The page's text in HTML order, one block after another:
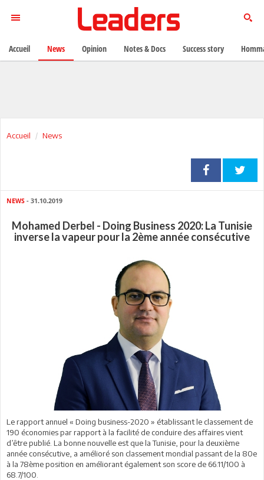
Accueil News
NEWS - 31.10.2019
Mohamed Derbel - Doing Business 2020: La Tunisie
inverse la vapeur pour la 2ème année consécutive
Le rapport annuel « Doing business-2020 » établissant le classement de
190 économies par rapport à la facilité de conduire des affaires vient
d’être publié. La bonne nouvelle est que la Tunisie, pour la deuxième
année consécutive, a amélioré son classement mondial passant de la 80e
à la 78ème position en améliorant également son score de 66.11/100 à
68.7/100.
Accueil News Opinion Notes & Docs Success story